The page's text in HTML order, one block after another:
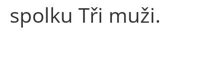
spolku Tři muži.